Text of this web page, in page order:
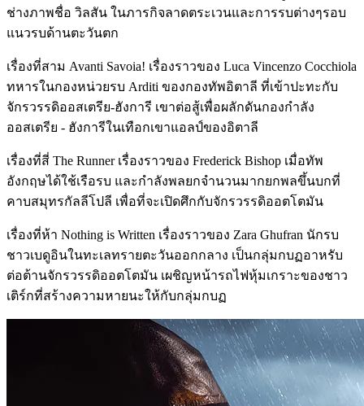
ช่างภาพชื่อ วิลสัน ในภารกิจลาดตระเวนและการรบต่างๆรอบ
แนวรบด้านตะวันตก
เรื่องที่สาม Avanti Savoia! เรื่องราวของ Luca Vincenzo Cocchiola
ทหารในกองหน่วยรบ Arditi ของกองทัพอิตาลี ที่เข้าปะทะกับ
จักรวรรดิออสเตรีย-ฮังการี เขาต่อสู้เพื่อผลักดันกองกำลัง
ออสเตรีย - ฮังการีในเทือกเขาแอลป์ของอิตาลี
เรื่องที่สี่ The Runner เรื่องราวของ Frederick Bishop เมื่อทัพ
อังกฤษได้ใช้เรือรบ และกำลังพลยกจำนวนมากยกพลขึ้นบกที่
คาบสมุทรกัลลีโปลี เพื่อที่จะเปิดศึกกับจักรวรรดิออตโตมัน
เรื่องที่ห้า Nothing is Written เรื่องราวของ Zara Ghufran นักรบ
ชาวเบดูอินในทะเลทรายตะวันออกกลาง เป็นกลุ่มกบฏอาหรับ
ต่อต้านจักรวรรดิออตโตมัน เผชิญหน้ารถไฟหุ้มเกราะของชาว
เติร์กที่สร้างความหายนะให้กับกลุ่มกบฏ